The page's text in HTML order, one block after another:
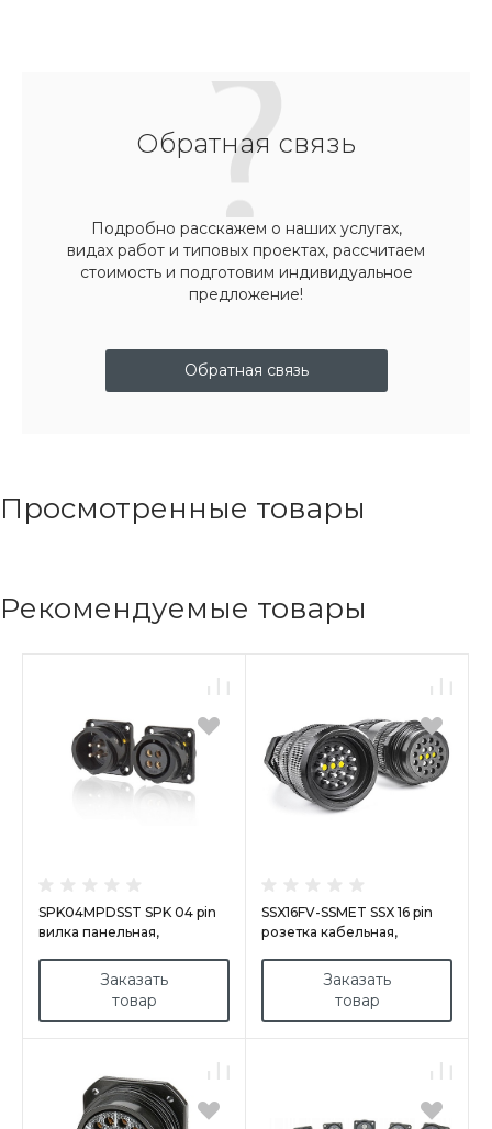
Обратная связь
Подробно расскажем о наших услугах,
видах работ и типовых проектах, рассчитаем
стоимость и подготовим индивидуальное
предложение!
Обратная связь
Просмотренные товары
Рекомендуемые товары
SPK04MPDSST SPK 04 pin
вилка панельная,
серебро, под пайку,
контакты вставлены
Заказать
товар
SSX16FV-SSMET SSX 16 pin
розетка кабельная,
контактов, под обжим M50
Заказать
товар